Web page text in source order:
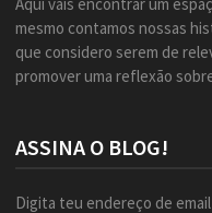
mesmo contamos nossas
que considero serem de
promover uma reflexão
ASSINA O BLOG!
Digita teu endereço de